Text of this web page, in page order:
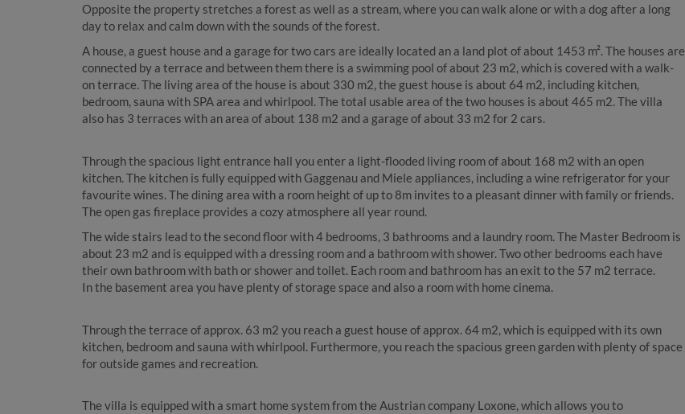
Opposite the property stretches a forest as well as a stream, where you can walk alone or with a dog after a long
day to relax and calm down with the sounds of the forest.
A house, a guest house and a garage for two cars are ideally located an a land plot of about 1453 m². The houses are
connected by a terrace and between them there is a swimming pool of about 23 m2, which is covered with a walk-
on terrace. The living area of the house is about 330 m2, the guest house is about 64 m2, including kitchen,
bedroom, sauna with SPA area and whirlpool. The total usable area of the two houses is about 465 m2. The villa
also has 3 terraces with an area of about 138 m2 and a garage of about 33 m2 for 2 cars.
Through the spacious light entrance hall you enter a light-flooded living room of about 168 m2 with an open
kitchen. The kitchen is fully equipped with Gaggenau and Miele appliances, including a wine refrigerator for your
favourite wines. The dining area with a room height of up to 8m invites to a pleasant dinner with family or friends.
The open gas fireplace provides a cozy atmosphere all year round.
The wide stairs lead to the second floor with 4 bedrooms, 3 bathrooms and a laundry room. The Master Bedroom is
about 23 m2 and is equipped with a dressing room and a bathroom with shower. Two other bedrooms each have
their own bathroom with bath or shower and toilet. Each room and bathroom has an exit to the 57 m2 terrace.
In the basement area you have plenty of storage space and also a room with home cinema.
Through the terrace of approx. 63 m2 you reach a guest house of approx. 64 m2, which is equipped with its own
kitchen, bedroom and sauna with whirlpool. Furthermore, you reach the spacious green garden with plenty of space
for outside games and recreation.
The villa is equipped with a smart home system from the Austrian company Loxone, which allows you to